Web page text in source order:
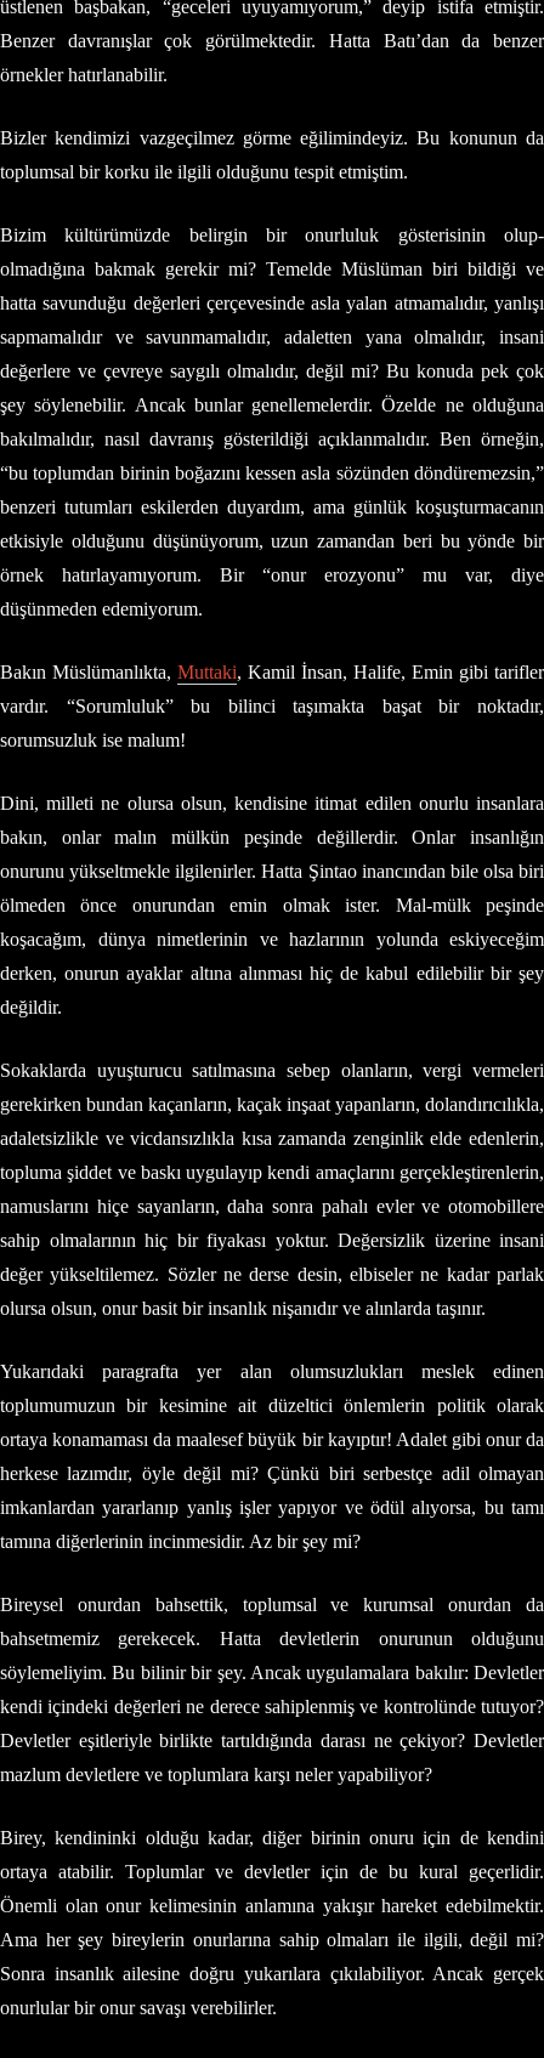
üstlenen başbakan, “geceleri uyuyamıyorum,” deyip istifa etmiştir.
Benzer davranışlar çok görülmektedir. Hatta Batı’dan da benzer
örnekler hatırlanabilir.
Bizler kendimizi vazgeçilmez görme eğilimindeyiz. Bu konunun da
toplumsal bir korku ile ilgili olduğunu tespit etmiştim.
Bizim kültürümüzde belirgin bir onurluluk gösterisinin olup-
olmadığına bakmak gerekir mi? Temelde Müslüman biri bildiği ve
hatta savunduğu değerleri çerçevesinde asla yalan atmamalıdır, yanlışı
sapmamalıdır ve savunmamalıdır, adaletten yana olmalıdır, insani
değerlere ve çevreye saygılı olmalıdır, değil mi? Bu konuda pek çok
şey söylenebilir. Ancak bunlar genellemelerdir. Özelde ne olduğuna
bakılmalıdır, nasıl davranış gösterildiği açıklanmalıdır. Ben örneğin,
“bu toplumdan birinin boğazını kessen asla sözünden döndüremezsin,”
benzeri tutumları eskilerden duyardım, ama günlük koşuşturmacanın
etkisiyle olduğunu düşünüyorum, uzun zamandan beri bu yönde bir
örnek hatırlayamıyorum. Bir “onur erozyonu” mu var, diye
düşünmeden edemiyorum.
Bakın Müslümanlıkta, Muttaki, Kamil İnsan, Halife, Emin gibi tarifler
vardır. “Sorumluluk” bu bilinci taşımakta başat bir noktadır,
sorumsuzluk ise malum!
Dini, milleti ne olursa olsun, kendisine itimat edilen onurlu insanlara
bakın, onlar malın mülkün peşinde değillerdir. Onlar insanlığın
onurunu yükseltmekle ilgilenirler. Hatta Şintao inancından bile olsa biri
ölmeden önce onurundan emin olmak ister. Mal-mülk peşinde
koşacağım, dünya nimetlerinin ve hazlarının yolunda eskiyeceğim
derken, onurun ayaklar altına alınması hiç de kabul edilebilir bir şey
değildir.
Sokaklarda uyuşturucu satılmasına sebep olanların, vergi vermeleri
gerekirken bundan kaçanların, kaçak inşaat yapanların, dolandırıcılıkla,
adaletsizlikle ve vicdansızlıkla kısa zamanda zenginlik elde edenlerin,
topluma şiddet ve baskı uygulayıp kendi amaçlarını gerçekleştirenlerin,
namuslarını hiçe sayanların, daha sonra pahalı evler ve otomobillere
sahip olmalarının hiç bir fiyakası yoktur. Değersizlik üzerine insani
değer yükseltilemez. Sözler ne derse desin, elbiseler ne kadar parlak
olursa olsun, onur basit bir insanlık nişanıdır ve alınlarda taşınır.
Yukarıdaki paragrafta yer alan olumsuzlukları meslek edinen
toplumumuzun bir kesimine ait düzeltici önlemlerin politik olarak
ortaya konamaması da maalesef büyük bir kayıptır! Adalet gibi onur da
herkese lazımdır, öyle değil mi? Çünkü biri serbestçe adil olmayan
imkanlardan yararlanıp yanlış işler yapıyor ve ödül alıyorsa, bu tamı
tamına diğerlerinin incinmesidir. Az bir şey mi?
Bireysel onurdan bahsettik, toplumsal ve kurumsal onurdan da
bahsetmemiz gerekecek. Hatta devletlerin onurunun olduğunu
söylemeliyim. Bu bilinir bir şey. Ancak uygulamalara bakılır: Devletler
kendi içindeki değerleri ne derece sahiplenmiş ve kontrolünde tutuyor?
Devletler eşitleriyle birlikte tartıldığında darası ne çekiyor? Devletler
mazlum devletlere ve toplumlara karşı neler yapabiliyor?
Birey, kendininki olduğu kadar, diğer birinin onuru için de kendini
ortaya atabilir. Toplumlar ve devletler için de bu kural geçerlidir.
Önemli olan onur kelimesinin anlamına yakışır hareket edebilmektir.
Ama her şey bireylerin onurlarına sahip olmaları ile ilgili, değil mi?
Sonra insanlık ailesine doğru yukarılara çıkılabiliyor. Ancak gerçek
onurlular bir onur savaşı verebilirler.